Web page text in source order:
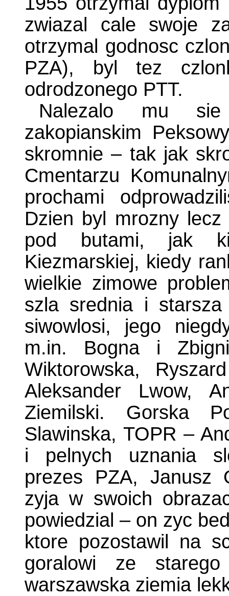
zwiazal cale swoje
otrzymal godnosc
PZA), byl tez
odrodzonego PTT.
Nalezalo mu
zakopianskim
skromnie – tak jak
Cmentarzu
prochami
Dzien byl mrozny
pod butami, jak
Kiezmarskiej, kiedy
wielkie zimowe
szla srednia i
siwowlosi, jego
m.in. Bogna i
Wiktorowska,
Aleksander Lwow,
Ziemilski. Gorska
Slawinska, TOPR –
i pelnych uznania
prezes PZA, Janusz
zyja w swoich
powiedzial – on zyc
ktore pozostawil na
goralowi ze
warszawska ziemia